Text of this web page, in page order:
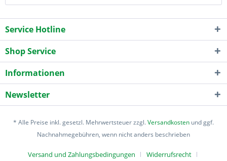
Service Hotline
Shop Service
Informationen
Newsletter
* Alle Preise inkl. gesetzl. Mehrwertsteuer zzgl.Versandkosten und ggf.
Nachnahmegebühren, wenn nicht anders beschrieben
Versand und Zahlungsbedingungen Widerrufsrecht